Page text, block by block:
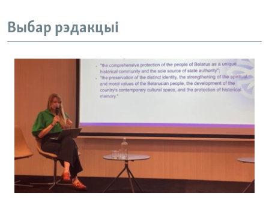
Выбар рэдакцыі